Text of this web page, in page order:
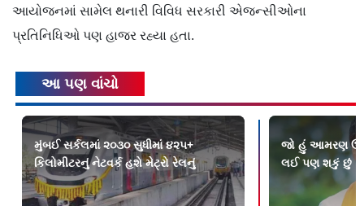
આયોજનમાં સામેલ થનારી વિવિધ સરકારી એજન્સીઓના
પ્રતિનિધિઓ પણ હાજર રહ્યા હતા.
આ પણ વાંચો
મુંબઈ સર્કલમાં ૨૦૩૦ સુધીમાં ૪૨૫+
કિલોમીટરનું નેટવર્ક હશે મેટ્રો રેલનું
જો હું આમરણ
લઈ પણ શકું છું